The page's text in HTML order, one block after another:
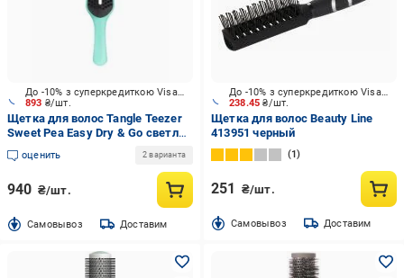
893 ₴/шт.
До -10% з суперкредиткою Visa Вигода
Щетка для волос Tangle Teezer
Sweet Pea Easy Dry & Go светло-
бирюзовый
оценить 2 варианта
940 ₴/шт.
Cамовывоз Доставим
238.45₴/шт.
До -10% з суперкредиткою Visa Вигода
Щетка для волос Beauty Line
413951 черный
1
251 ₴/шт.
Cамовывоз Доставим